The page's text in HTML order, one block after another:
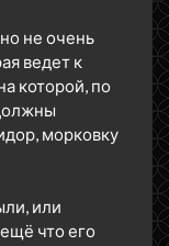
не очень
ведет к
которой, по
морковку
или
что его